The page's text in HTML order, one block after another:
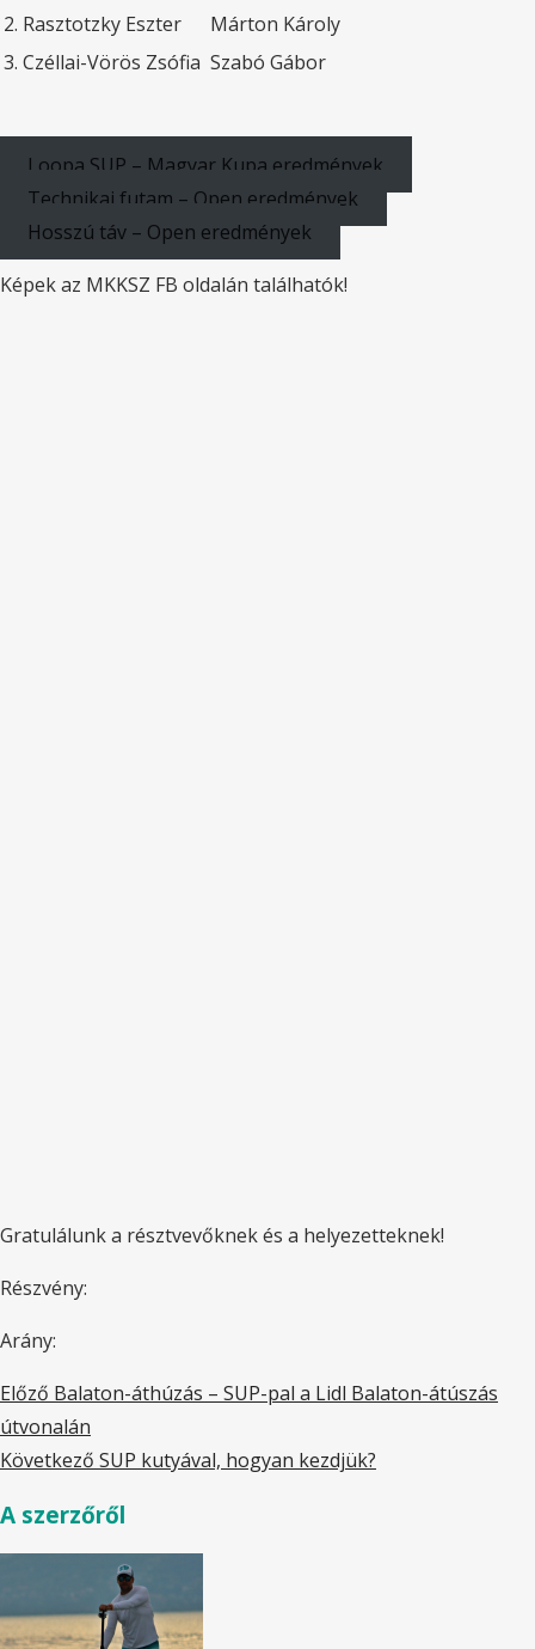
2. Rasztotzky Eszter
Márton Károly
3. Czéllai-Vörös Zsófia Szabó Gábor
Loopa SUP – Magyar Kupa eredmények
Technikai futam – Open eredmények
Hosszú táv – Open eredmények
Képek az MKKSZ FB oldalán találhatók!
Gratulálunk a résztvevőknek és a helyezetteknek!
Részvény:
Arány:
Előző Balaton-áthúzás – SUP-pal a Lidl Balaton-átúszás
útvonalán
Következő SUP kutyával, hogyan kezdjük?
A szerzőről